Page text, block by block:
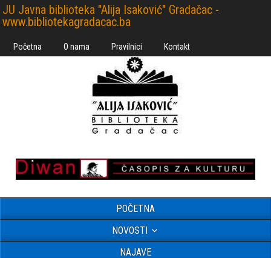
JU Javna biblioteka "Alija Isaković" Gradačac -
www.bibliotekagradacac.ba
Početna O nama Pravilnici Kontakt
POČETNA
NOVOSTI
NAJAVE